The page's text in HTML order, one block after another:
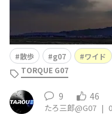
散歩 g07
ワイド
TORQUE G07
9 46
たろ三郎@G07 |